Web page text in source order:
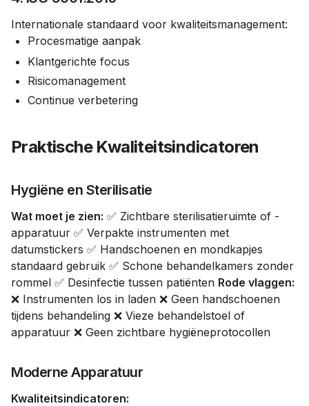
Internationale standaard voor kwaliteitsmanagement:
Procesmatige aanpak
Klantgerichte focus
Risicomanagement
Continue verbetering
Praktische Kwaliteitsindicatoren
Hygiëne en Sterilisatie
Wat moet je zien: ✅ Zichtbare sterilisatieruimte of -
apparatuur ✅ Verpakte instrumenten met
datumstickers ✅ Handschoenen en mondkapjes
standaard gebruik ✅ Schone behandelkamers zonder
rommel ✅ Desinfectie tussen patiënten Rode vlaggen:
❌ Instrumenten los in laden ❌ Geen handschoenen
tijdens behandeling ❌ Vieze behandelstoel of
apparatuur ❌ Geen zichtbare hygiëneprotocollen
Moderne Apparatuur
Kwaliteitsindicatoren: